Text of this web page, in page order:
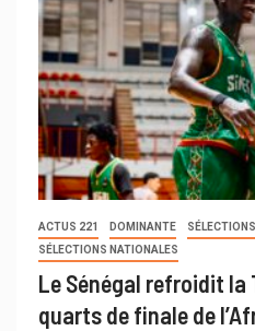
ACTUS 221 DOMINANTE
SÉLECTIONS NATIONALES
Le Sénégal refroidit la
quarts de finale de